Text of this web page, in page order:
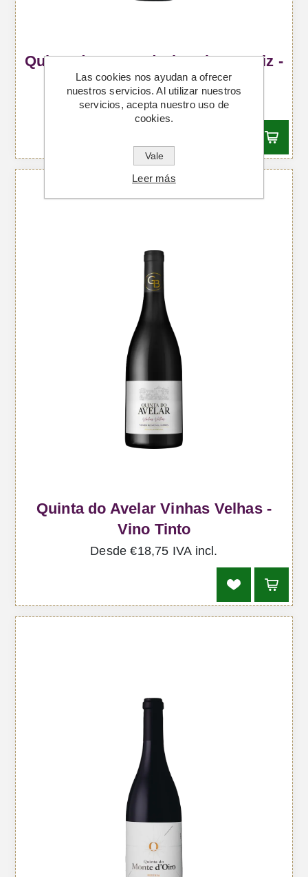
Quinta do Monte d'Oiro Tinta Roriz -
Vino Tinto
Desde €27,57 IVA incl.
Quinta do Avelar Vinhas Velhas -
Vino Tinto
Desde €18,75 IVA incl.
Las cookies nos ayudan a ofrecer
nuestros servicios. Al utilizar nuestros
servicios, acepta nuestro uso de
cookies.
Vale
Leer más